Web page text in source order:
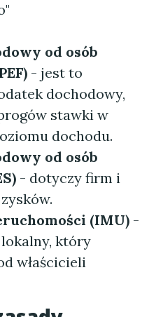
od osób
- jest to
dochodowy,
stawki w
dochodu.
od osób
- dotyczy firm i
(IMU) -
który
właścicieli